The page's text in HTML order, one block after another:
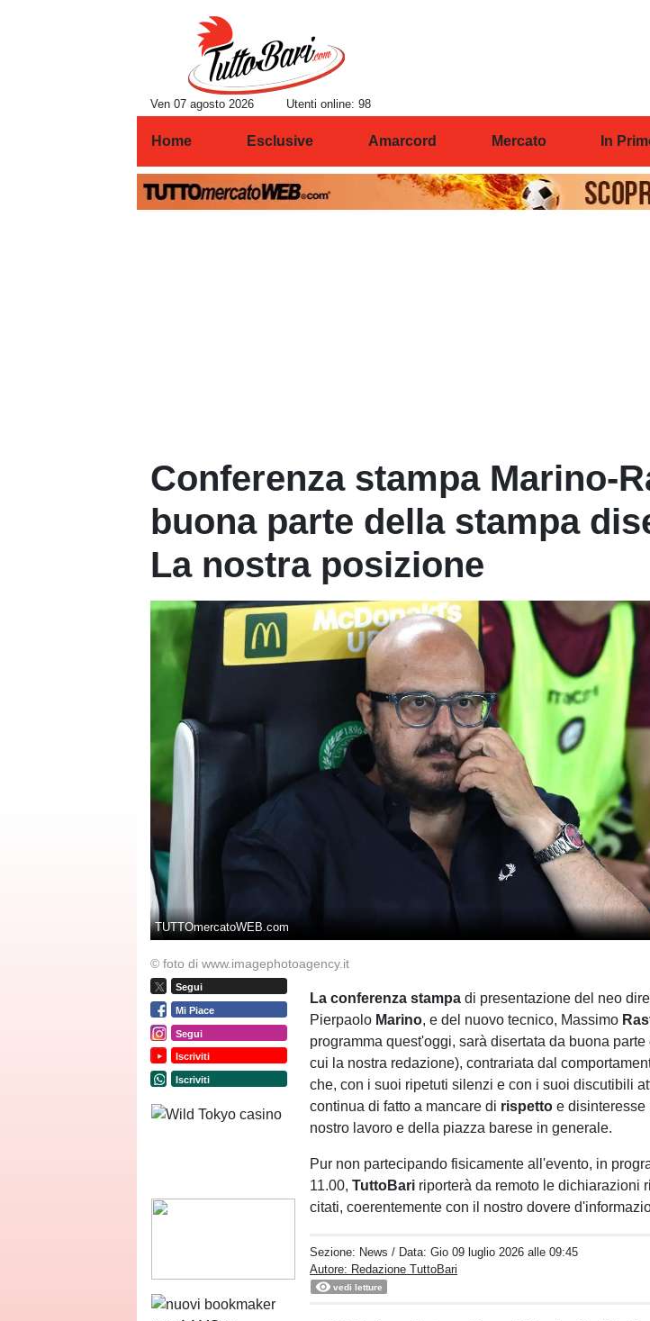
Ven 07 agosto 2026 Utenti online: 98
Home Esclusive Amarcord Mercato In
Conferenza stampa Marino-
buona parte della stampa
La nostra posizione
TUTTOmercatoWEB.com
© foto di www.imagephotoagency.it
Segui
Mi Piace
Segui
Iscriviti
Iscriviti
La conferenza stampa di presentazione del neo
Pierpaolo Marino, e del nuovo tecnico, Massimo
programma quest'oggi, sarà disertata da buona parte
cui la nostra redazione), contrariata dal
che, con i suoi ripetuti silenzi e con i suoi discutibili
continua di fatto a mancare di rispettoe disinteresse
nostro lavoro e della piazza barese in generale.
Pur non partecipando fisicamente all'evento, in
11.00,TuttoBari riporterà da remoto le dichiarazioni
citati, coerentemente con il nostro dovere
Sezione: News / Data:Gio 09 luglio 2026 alle 09:45
Autore: Redazione TuttoBari
vedi letture